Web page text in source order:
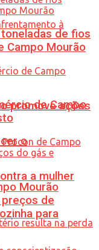
promove ações
o
a mulher
de fios
Campo Mourão
de Campo
Mourão
de
para